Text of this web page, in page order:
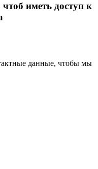
иметь доступ к
данные, чтобы мы